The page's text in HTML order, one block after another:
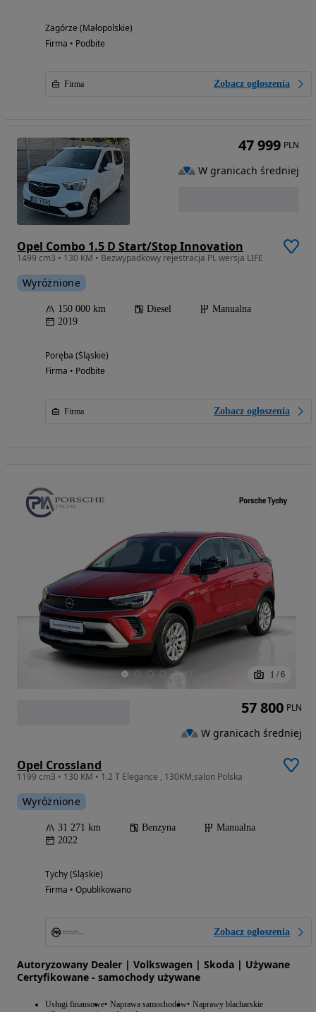
Zagórze (Małopolskie)
Firma • Podbite
Firma Zobacz ogłoszenia
Opel Combo 1.5 D Start/Stop Innovation
1499 cm3 • 130 KM • Bezwypadkowy rejestracja PL wersja LIFE
Wyróżnione
150 000 km Diesel
Manualna
2019
Poręba (Śląskie)
Firma • Podbite
Firma Zobacz ogłoszenia
47 999 PLN
W granicach średniej
1 / 6
Opel Crossland
1199 cm3 • 130 KM • 1.2 T Elegance , 130KM,salon Polska
Wyróżnione
31 271 km Benzyna
Manualna
2022
Tychy (Śląskie)
Firma • Opublikowano
Zobacz ogłoszenia
Autoryzowany Dealer | Volkswagen | Skoda | Używane
Certyfikowane - samochody używane
Usługi finansowe Naprawa samochodów Naprawy blacharskie
57 800 PLN
W granicach średniej